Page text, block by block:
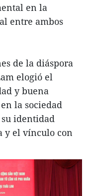
en la
entre ambos
de la diáspora
elogió el
y buena
la sociedad
identidad
y el vínculo con